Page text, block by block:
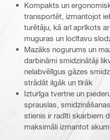
Kompakts un
transportēt, izmantojot
turētāju, kā arī aprīkots
muguras un locītavu
Mazāks nogurums un
darbināmi smidzinātāji
nelabvēlīgus gāzes
strādāt ilgāk un tīrāk
Izturīga tvertne un
sprauslas,
stienis ir radīti skarbiem
maksimāli izmantot